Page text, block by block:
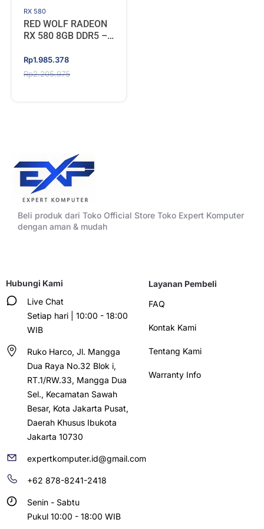
RX 580
RED WOLF RADEON
RX 580 8GB DDR5 –
Rp2.205.975
Original
price
Rp1.985.378
Current
price
Beli produk dari Toko Official Store Toko Expert Komputer
dengan aman & mudah
Hubungi Kami
Live Chat
Setiap hari | 10:00 - 18:00
WIB
Ruko Harco, Jl. Mangga
Dua Raya No.32 Blok i,
RT.1/RW.33, Mangga Dua
Sel., Kecamatan Sawah
Besar, Kota Jakarta Pusat,
Daerah Khusus Ibukota
Jakarta 10730
expertkomputer.id@gmail.com
+62 878-8241-2418
Senin - Sabtu
Pukul 10:00 - 18:00 WIB
Layanan Pembeli
FAQ
Kontak Kami
Tentang Kami
Warranty Info